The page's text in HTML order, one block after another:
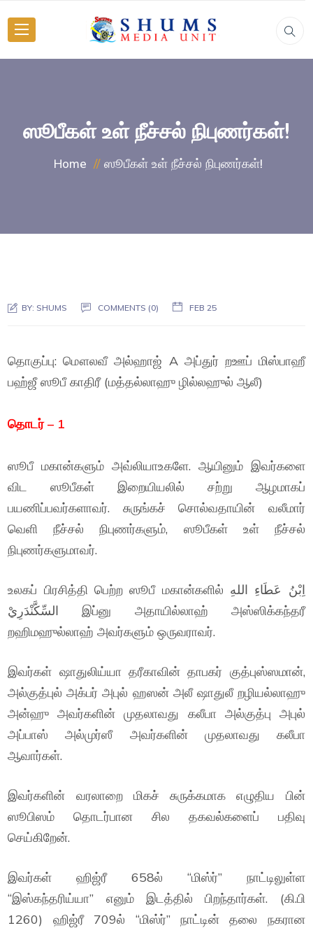
ஸூபீகள் உள் நீச்சல் நிபுணர்கள்!
Home ஸூபீகள் உள் நீச்சல் நிபுணர்கள்!
BY: SHUMS COMMENTS (0) FEB 25
தொகுப்பு: மௌலவீ அல்ஹாஜ் A அப்துர் றஊப் மிஸ்பாஹீ
பஹ்ஜீ ஸூபீ காதிரீ (மத்தல்லாஹு ழில்லஹுல் ஆலீ)
தொடர் – 1
ஸூபீ மகான்களும் அவ்லியாஉகளே. ஆயினும் இவர்களை
விட ஸூபீகள் இறையியலில் சற்று ஆழமாகப்
பயணிப்பவர்களாவர். சுருங்கச் சொல்வதாயின் வலீமார்
வெளி நீச்சல் நிபுணர்களும், ஸூபீகள் உள் நீச்சல்
நிபுணர்களுமாவர்.
உலகப் பிரசித்தி பெற்ற ஸூபீ மகான்களில் اِبْنُ عَطَاءِ اللهِ
السِّكَّنْدَرِيْ இப்னு அதாயில்லாஹ் அஸ்ஸிக்கந்தரீ
றஹிமஹுல்லாஹ் அவர்களும் ஒருவராவர்.
இவர்கள் ஷாதுலிய்யா தரீகாவின் தாபகர் குத்புஸ்ஸமான்,
அல்குத்புல் அக்பர் அபுல் ஹஸன் அலீ ஷாதுலீ றழியல்லாஹு
அன்ஹு அவர்களின் முதலாவது கலீபா அல்குத்பு அபுல்
அப்பாஸ் அல்முர்ஸீ அவர்களின் முதலாவது கலீபா
ஆவார்கள்.
இவர்களின் வரலாறை மிகச் சுருக்கமாக எழுதிய பின்
ஸூபிஸம் தொடர்பான சில தகவல்களைப் பதிவு
செய்கிறேன்.
இவர்கள் ஹிஜ்ரீ 658ல் “மிஸ்ர்” நாட்டிலுள்ள
“இஸ்கந்தரிய்யா” எனும் இடத்தில் பிறந்தார்கள். (கி.பி
1260) ஹிஜ்ரீ 709ல் “மிஸ்ர்” நாட்டின் தலை நகரான